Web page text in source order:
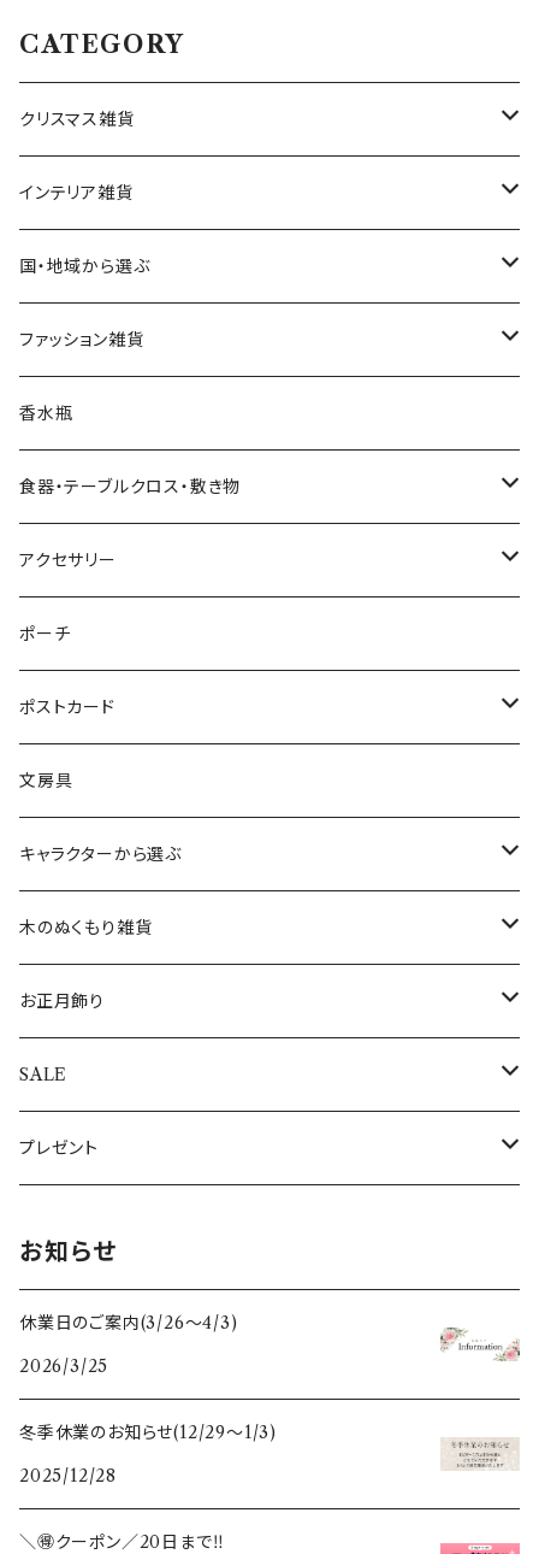
CATEGORY
クリスマス雑貨
ハワイアンクリスマス雑貨
クリスマスツリー
ヌードツリー（飾りなし）
そのまま飾れるツリー
クリスマスオーナメント・飾り
くるみ割り人形オーナメント
不思議の国のアリスオーナメント
すべてのオーナメント
クリスマスオブジェ・置物
スノードーム
スノードーム（LEDライト付き）
クリスマスリース
クリスマスミュージックオブジェ（音楽付きオブジェ）
オルゴールタイプ
ミュージックタイプ
クリスマスイルミネーションライト
オーナメントスタンド
くま雑貨
ウォールアート(壁飾り)
敷き物
キャンドル・キャンドルスタンド
キャンドル
キャンドルスタンド
ぬいぐるみ
トントゥドール
クリスマスカード
インテリア雑貨
置物・オブジェ
小物入れ・小物置き
スマホスタンド
ウォールアート（壁飾り）
ジュエリースタンド
キャンドルスタンド
カードスタンド
LEDキャンドルライト
ワインホルダー
コースター
トレイ（トレー）
オーナメントスタンド
イルミネーションライト
フォトフレーム・写真立て
鏡
ガラスベース(花瓶、燭台)
カレンダー
国・地域から選ぶ
イタリア
チェコ
オランダ
ハワイ
ネパール
インドネシア
バリ
エジプト
フランス
インド
ギリシャ
日本
ドイツ
スペイン
ポーランド
スウェーデン
ファッション雑貨
ピアス
腕時計
バッグ
ミニトートバッグ
スリッパ
すべてのファッション雑貨
イヤリング
香水瓶
食器・テーブルクロス・敷き物
カップ・ソーサー
お皿（プレート）
マグカップ
テーブルクロス
ランチョンマット
敷き物
すべての食器・テーブルクロス・敷き物
エッグホルダー
ミニカップ
アクセサリー
ピアス
イヤリング
腕時計
ブレスレット
ネックレス
指輪
全てのアクセサリー
ポーチ
ポストカード
バースデーカード
クリスマスカード
その他のポストカード
すべてのポストカード
文房具
キャラクターから選ぶ
ALOHAマプア
木のぬくもり雑貨
ぽれぽれ動物
ぽれぽれコモノ
クリスマスぽれぽれ動物
シロクマ親子
おとぎの森のくま
干支セット
すべての木のぬくもり雑貨
お正月飾り
置物・オブジェ
すべてのお正月飾り
SALE
アウトレット
プレゼント
お知らせ
休業日のご案内(3/26〜4/3)
2026/3/25
冬季休業のお知らせ(12/29〜1/3)
2025/12/28
＼🉐クーポン／20日まで‼️